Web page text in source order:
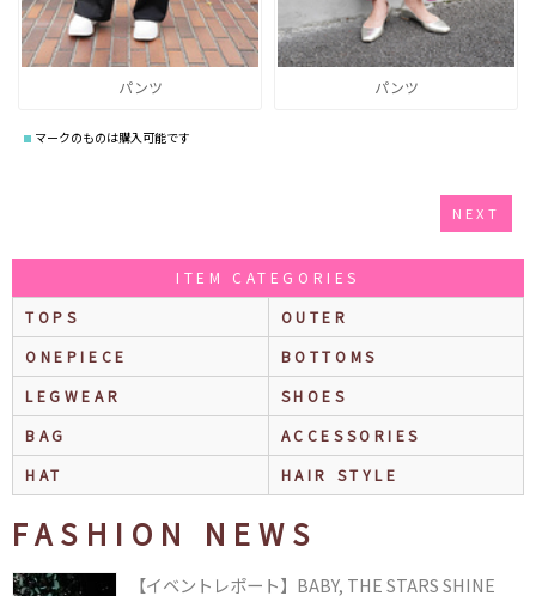
パンツ パンツ
マークのものは購入可能です
NEXT
ITEM CATEGORIES
TOPS
OUTER
ONEPIECE
BOTTOMS
LEGWEAR
SHOES
BAG
ACCESSORIES
HAT
HAIR STYLE
FASHION NEWS
【イベントレポート】BABY, THE STARS SHINE